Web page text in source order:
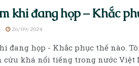
khi đang họp – Khắc
26/09/2024
đang họp - Khắc phục thế nào.
khá nổi tiếng trong nước Việt